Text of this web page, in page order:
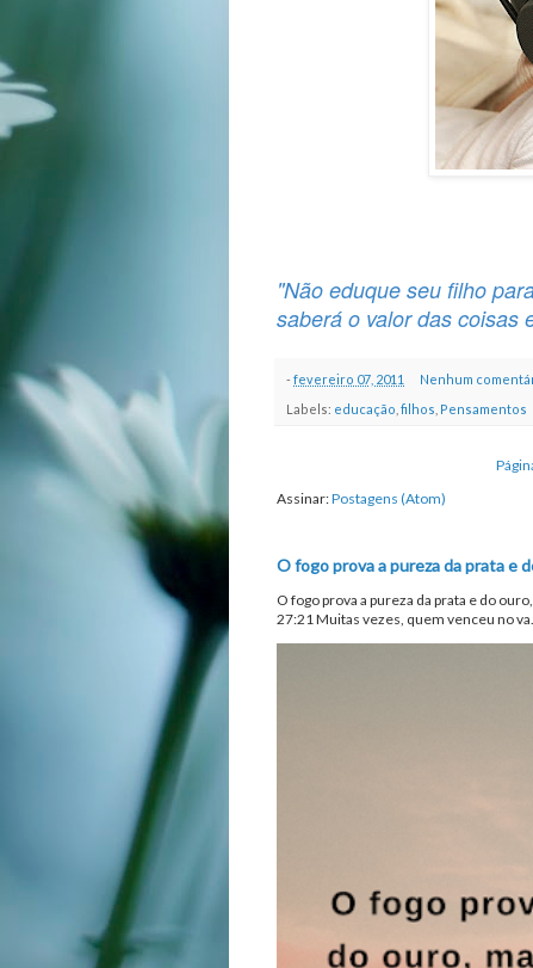
"Não eduque seu filho
saberá o valor das coisas
-fevereiro 07, 2011
Nenhum
Labels: educação filhos Pensamentos
Assinar:Postagens (Atom)
O fogo prova a pureza da prata e
O fogo prova a pureza da prata e do
27:21 Muitas vezes, quem venceu no